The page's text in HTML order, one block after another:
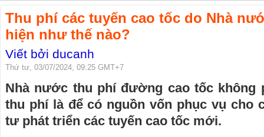
Thu phí các tuyến cao tốc do Nhà
hiện như thế nào?
Viết bởi ducanh
Thứ tư, 03/07/2024, 09:25 GMT+7
Nhà nước thu phí đường cao tốc không
thu phí là để có nguồn vốn phục vụ cho
tư phát triển các tuyến cao tốc mới.